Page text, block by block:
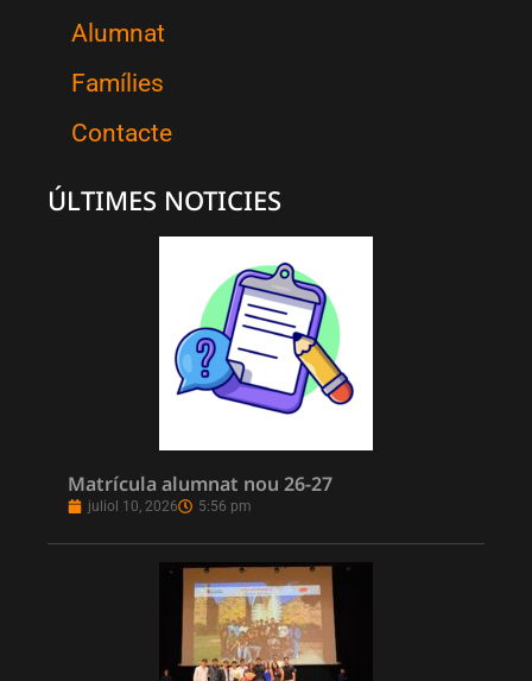
Alumnat
Famílies
Contacte
ÚLTIMES NOTICIES
Matrícula alumnat nou 26-27
juliol 10, 2026 5:56 pm